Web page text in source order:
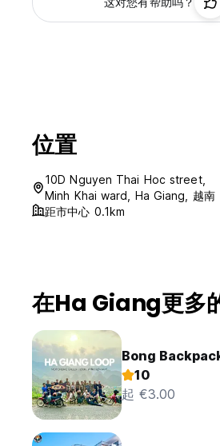
位置
10D Nguyen Thai Hoc street,
Minh Khai ward, Ha Giang, 越南
距市中心 0.1km
在Ha Giang更多
Bong
10
起 €3.00